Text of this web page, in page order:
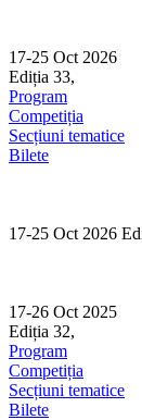
content
17-25 Oct 2026
Ediția 33,
Program
Competiția
Secțiuni tematice
Bilete
17-25 Oct 2026
17-26 Oct 2025
Ediția 32,
Program
Competiția
Secțiuni tematice
Bilete